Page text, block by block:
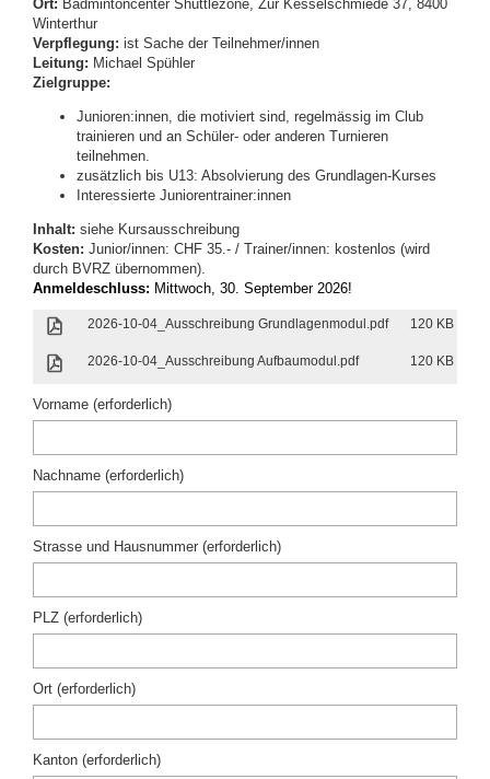
Ort: Badmintoncenter Shuttlezone, Zur Kesselschmiede 37, 8400
Winterthur
Verpflegung: ist Sache der Teilnehmer/innen
Leitung: Michael Spühler
Zielgruppe:
Junioren:innen, die motiviert sind, regelmässig im Club
trainieren und an Schüler- oder anderen Turnieren
teilnehmen.
zusätzlich bis U13: Absolvierung des Grundlagen-Kurses
Interessierte Juniorentrainer:innen
Inhalt: siehe Kursausschreibung
Kosten: Junior/innen: CHF 35.- / Trainer/innen: kostenlos (wird
durch BVRZ übernommen).
Anmeldeschluss: Mittwoch, 30. September 2026!
2026-10-04_Ausschreibung Grundlagenmodul.pdf 120 KB
2026-10-04_Ausschreibung Aufbaumodul.pdf 120 KB
Vorname (erforderlich)
Nachname (erforderlich)
Strasse und Hausnummer (erforderlich)
PLZ (erforderlich)
Ort (erforderlich)
Kanton (erforderlich)